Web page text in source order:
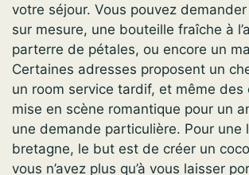
votre séjour. Vous pouvez
sur mesure, une bouteille fraîche à
parterre de pétales, ou encore un
Certaines adresses proposent un
un room service tardif, et même des
mise en scène romantique pour un
une demande particulière. Pour une
bretagne, le but est de créer un
vous n’avez plus qu’à vous laisser